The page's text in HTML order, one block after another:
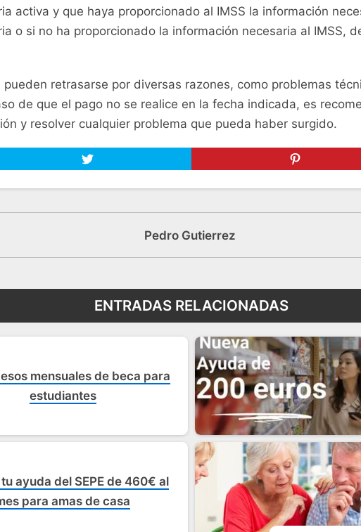
activa y que haya proporcionado al IMSS la información
o si no ha proporcionado la información necesaria al IMSS,
retrasarse por diversas razones, como problemas
de que el pago no se realice en la fecha indicada, es
y resolver cualquier problema que pueda haber surgido.
Pedro Gutierrez
ENTRADAS RELACIONADAS
mensuales de beca para
estudiantes
ayuda del SEPE de 460€ al
para amas de casa